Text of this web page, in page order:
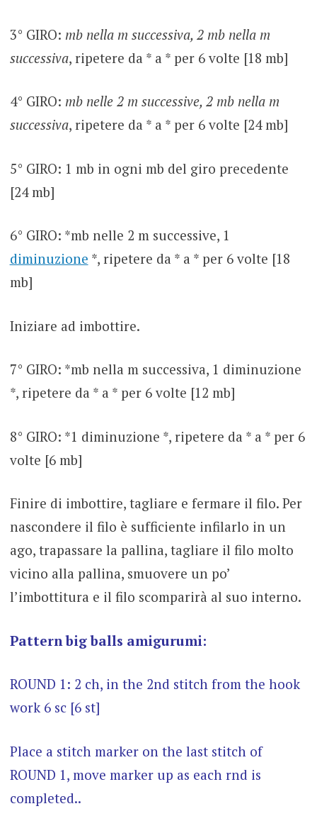
3° GIRO: mb nella m successiva, 2 mb nella m
successiva, ripetere da * a * per 6 volte [18 mb]
4° GIRO: mb nelle 2 m successive, 2 mb nella m
successiva, ripetere da * a * per 6 volte [24 mb]
5° GIRO: 1 mb in ogni mb del giro precedente
[24 mb]
6° GIRO: *mb nelle 2 m successive, 1
diminuzione *, ripetere da * a * per 6 volte [18
mb]
Iniziare ad imbottire.
7° GIRO: *mb nella m successiva, 1 diminuzione
*, ripetere da * a * per 6 volte [12 mb]
8° GIRO: *1 diminuzione *, ripetere da * a * per 6
volte [6 mb]
Finire di imbottire, tagliare e fermare il filo. Per
nascondere il filo è sufficiente infilarlo in un
ago, trapassare la pallina, tagliare il filo molto
vicino alla pallina, smuovere un po’
l’imbottitura e il filo scomparirà al suo interno.
Pattern big balls amigurumi:
ROUND 1: 2 ch, in the 2nd stitch from the hook
work 6 sc [6 st]
Place a stitch marker on the last stitch of
ROUND 1, move marker up as each rnd is
completed..